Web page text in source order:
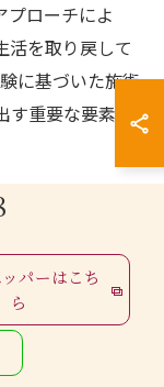
プローチによ
活を取り戻して
に基づいた施術
重要な要素と
を解消する時間
かし、せんげ
方々のために柔
ラインでの予
パーはこち
ら